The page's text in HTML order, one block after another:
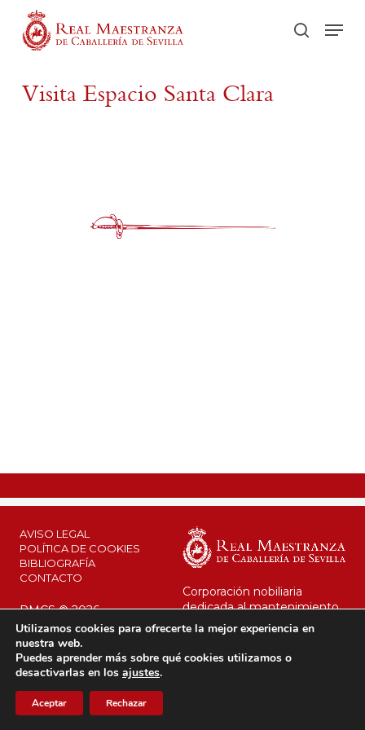
main
buscar
Visita Espacio Santa Clara
AVISO LEGAL
POLÍTICA DE COOKIES
BIBLIOGRAFÍA
CONTACTO
RMCS © 2026
Corporación nobiliaria
dedicada al mantenimiento
de su legado y al interés
público.
Desde 1670 al servicio de la
Utilizamos cookies para ofrecerte la mejor experiencia en
nuestra web.
Puedes aprender más sobre qué cookies utilizamos o
desactivarlas en los ajustes.
Aceptar Rechazar